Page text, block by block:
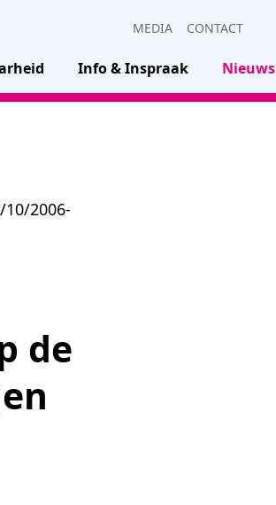
MEDIA CONTACT
Info & Inspraak Nieuws
2006-
de